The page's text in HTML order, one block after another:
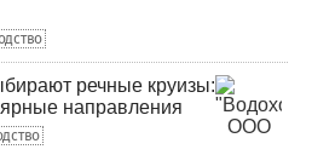
речные круизы:
направления